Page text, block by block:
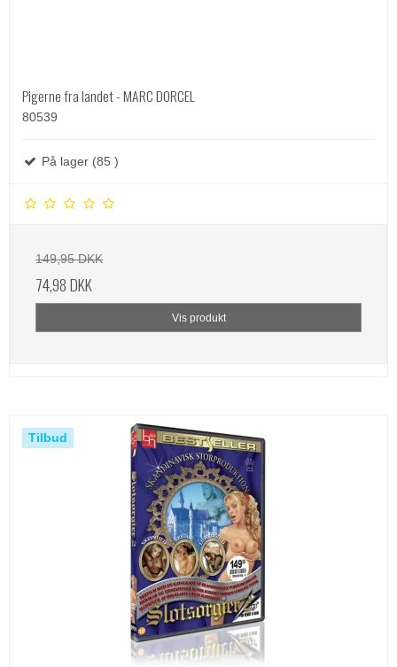
Pigerne fra landet - MARC DORCEL
80539
På lager (85 )
149,95 DKK
74,98 DKK
Vis produkt
Tilbud